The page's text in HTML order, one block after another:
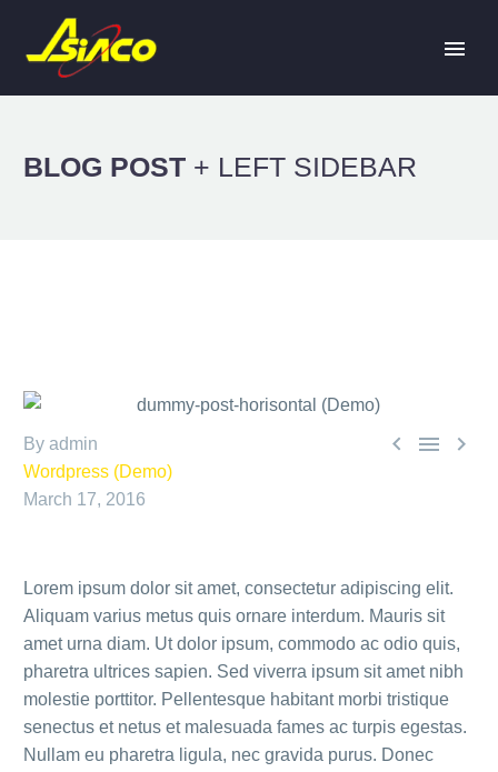
BLOG POST + LEFT SIDEBAR
  
By admin
Wordpress (Demo)
March 17, 2016
Lorem ipsum dolor sit amet, consectetur adipiscing elit.
Aliquam varius metus quis ornare interdum. Mauris sit
amet urna diam. Ut dolor ipsum, commodo ac odio quis,
pharetra ultrices sapien. Sed viverra ipsum sit amet nibh
molestie porttitor. Pellentesque habitant morbi tristique
senectus et netus et malesuada fames ac turpis egestas.
Nullam eu pharetra ligula, nec gravida purus. Donec